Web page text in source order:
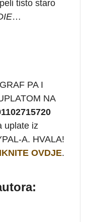
tisto staro
…
PA I
NA
uplate iz
A. HVALA!
OVDJE.